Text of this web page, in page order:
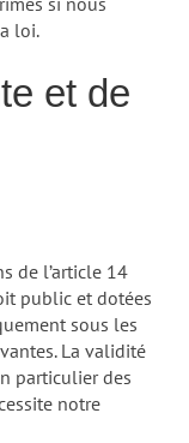
loi.
et de
de l’article 14
public et dotées
sous les
La validité
particulier des
notre